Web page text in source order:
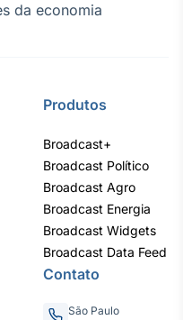
da economia
Produtos
Broadcast+
Broadcast Político
Broadcast Agro
Broadcast Energia
Broadcast Widgets
Broadcast Data Feed
Contato
São Paulo